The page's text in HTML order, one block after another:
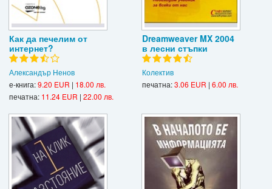
Вход
Регистрация
Как да печелим от
интернет?
Александър Ненов
е-книга:9.20 EUR | 18.00 лв.
печатна: 11.24 EUR | 22.00 лв.
Dreamweaver MX 2004
в лесни стъпки
Колектив
печатна:3.06 EUR | 6.00 лв.